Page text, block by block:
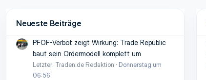
Neueste Beiträge
PFOF-Verbot zeigt Wirkung: Trade Republic
baut sein Ordermodell komplett um
Letzter: Traden.de Redaktion
Donnerstag um
06:56